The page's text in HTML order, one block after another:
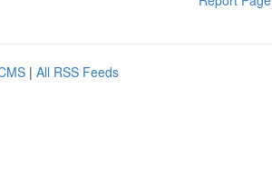
| All RSS Feeds